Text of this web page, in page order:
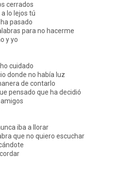
cerrados
lo lejos tú
pasado
para no hacerme
y yo
cuidado
donde no había luz
de contarlo
pensado que ha decidió
iba a llorar
que no quiero escuchar